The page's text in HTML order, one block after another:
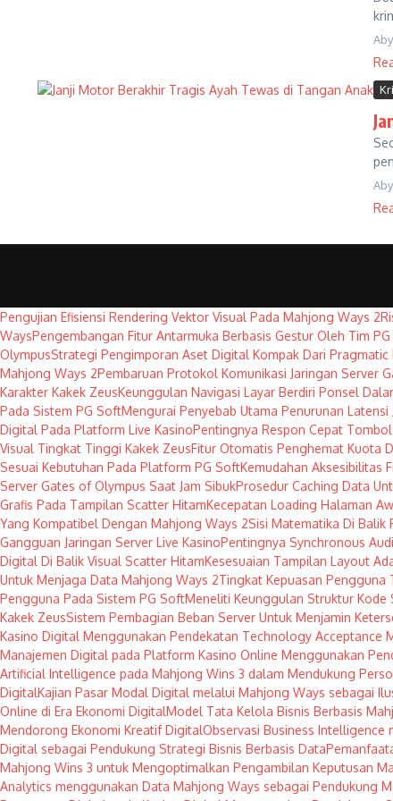
Pengujian Efisiensi Rendering Vektor Visual Pada Mahjong Ways 2
WaysPengembangan Fitur Antarmuka Berbasis Gestur Oleh Tim
OlympusStrategi Pengimporan Aset Digital Kompak Dari Pragmatic
Mahjong Ways 2Pembaruan Protokol Komunikasi Jaringan Server
Karakter Kakek ZeusKeunggulan Navigasi Layar Berdiri Ponsel
Pada Sistem PG SoftMengurai Penyebab Utama Penurunan
Digital Pada Platform Live KasinoPentingnya Respon Cepat
Visual Tingkat Tinggi Kakek ZeusFitur Otomatis Penghemat Kuota
Sesuai Kebutuhan Pada Platform PG SoftKemudahan Aksesibilitas
Server Gates of Olympus Saat Jam SibukProsedur Caching Data
Grafis Pada Tampilan Scatter HitamKecepatan Loading Halaman
Yang Kompatibel Dengan Mahjong Ways 2Sisi Matematika Di Balik
Gangguan Jaringan Server Live KasinoPentingnya Synchronous
Digital Di Balik Visual Scatter HitamKesesuaian Tampilan Layout
Untuk Menjaga Data Mahjong Ways 2Tingkat Kepuasan Pengguna
Pengguna Pada Sistem PG SoftMeneliti Keunggulan Struktur Kode
Kakek ZeusSistem Pembagian Beban Server Untuk Menjamin
Kasino Digital Menggunakan Pendekatan Technology Acceptance
Manajemen Digital pada Platform Kasino Online Menggunakan
Artificial Intelligence pada Mahjong Wins 3 dalam Mendukung
DigitalKajian Pasar Modal Digital melalui Mahjong Ways sebagai
Online di Era Ekonomi DigitalModel Tata Kelola Bisnis Berbasis
Mendorong Ekonomi Kreatif DigitalObservasi Business Intelligence
Digital sebagai Pendukung Strategi Bisnis Berbasis Data
Mahjong Wins 3 untuk Mengoptimalkan Pengambilan Keputusan
Analytics menggunakan Data Mahjong Ways sebagai Pendukung